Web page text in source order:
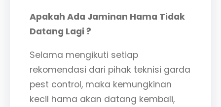
Apakah Ada Jaminan Hama Tidak
Datang Lagi ?
Selama mengikuti setiap
rekomendasi dari pihak teknisi garda
pest control, maka kemungkinan
kecil hama akan datang kembali,